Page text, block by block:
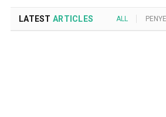
LATEST ARTICLES ALL